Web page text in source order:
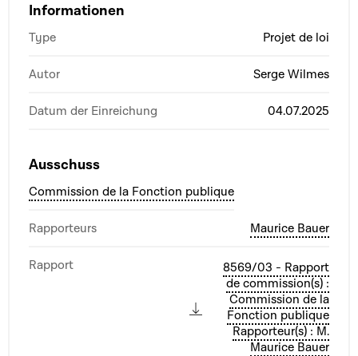
Informationen
Type Projet de loi
Autor Serge Wilmes
Datum der Einreichung 04.07.2025
Ausschuss
Commission de la Fonction publique
Rapporteurs Maurice Bauer
Rapport
8569/03 - Rapport
de commission(s) :
Commission de la
Fonction publique
Rapporteur(s) : M.
Maurice Bauer